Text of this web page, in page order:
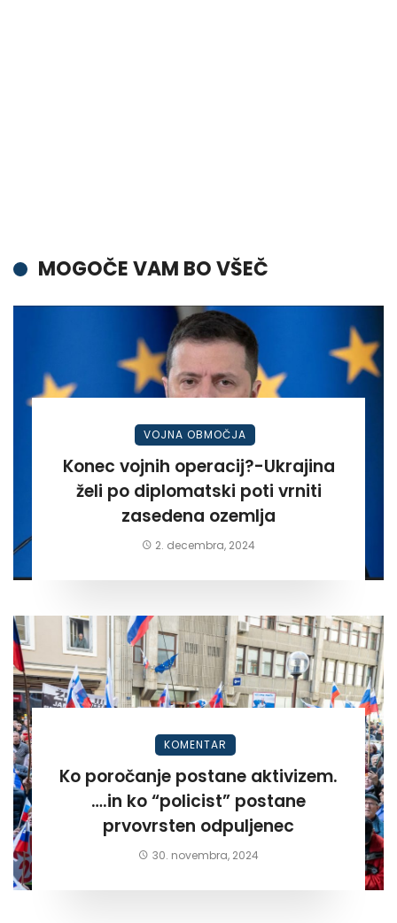
MOGOČE VAM BO VŠEČ
VOJNA OBMOČJA
Konec vojnih operacij?-Ukrajina
želi po diplomatski poti vrniti
zasedena ozemlja
2. decembra, 2024
KOMENTAR
Ko poročanje postane aktivizem.
….in ko “policist” postane
prvovrsten odpuljenec
30. novembra, 2024